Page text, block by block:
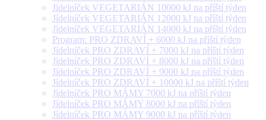
Jídelníček VEGETARIÁN 10000 kJ na příští týden
Jídelníček VEGETARIÁN 12000 kJ na příští týden
Jídelníček VEGETARIÁN 14000 kJ na příští týden
Program: PRO ZDRAVÍ + 6000 kJ na příští týden
Jídelníček PRO ZDRAVÍ + 7000 kJ na příští týden
Jídelníček PRO ZDRAVÍ + 8000 kJ na příští týden
Jídelníček PRO ZDRAVÍ + 9000 kJ na příští týden
Jídelníček PRO ZDRAVÍ + 10000 kJ na příští týden
Jídelníček PRO MÁMY 7000 kJ na příští týden
Jídelníček PRO MÁMY 8000 kJ na příští týden
Jídelníček PRO MÁMY 9000 kJ na příští týden